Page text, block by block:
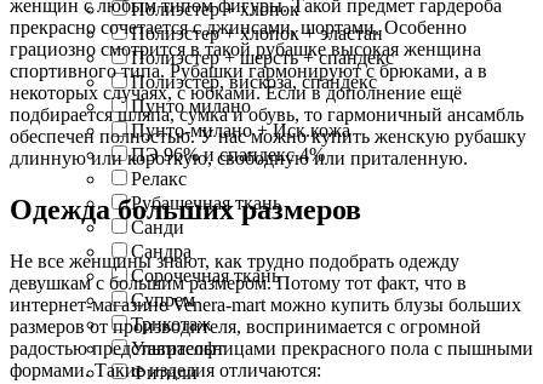
Полиэстер + хлопок
Полиэстер + хлопок + эластан
Полиэстер + шерсть + спандекс
Полиэстер, вискоза, спандекс
Пунто милано
Пунто-милано + Иск.кожа
ПЭ 96% и спандекс 4%
Релакс
Рубашечная ткань
Санди
Сандра
Сорочечная ткань
Супрем
Трикотаж
Ультрасофт
Фитили
женщин с любым типом фигуры. Такой предмет гардероба
прекрасно сочетается с джинсами, шортами. Особенно
грациозно смотрится в такой рубашке высокая женщина
спортивного типа. Рубашки гармонируют с брюками, а в
некоторых случаях, с юбками. Если в дополнение ещё
подбирается шляпа, сумка и обувь, то гармоничный ансамбль
обеспечен полностью. У нас можно купить женскую рубашку
длинную или короткую, свободную или приталенную.
Одежда больших размеров
Не все женщины знают, как трудно подобрать одежду
девушкам с большим размером. Потому тот факт, что в
интернет-магазине Venera-mart можно купить блузы больших
размеров от производителя, воспринимается с огромной
радостью представительницами прекрасного пола с пышными
формами. Такие изделия отличаются: